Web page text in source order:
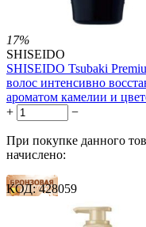
17%
SHISEIDO
SHISEIDO Tsubaki
волос интенсивно
ароматом камелии и
+
−
При покупке данного
начислено:
КОД: 428059